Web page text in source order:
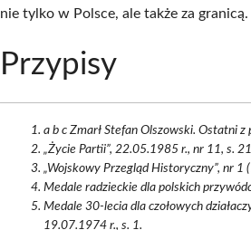
nie tylko w Polsce, ale także za granicą.
Przypisy
a b c Zmarł Stefan Olszowski. Ostatni
„Życie Partii”, 22.05.1985 r., nr 11, s.
„Wojskowy Przegląd Historyczny”, nr
Medale radzieckie dla polskich
Medale 30-lecia dla czołowych
19.07.1974 r., s. 1.